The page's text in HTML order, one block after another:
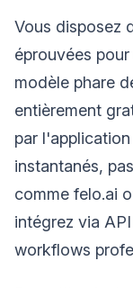
Vous disposez
éprouvées
modèle phare
entièrement
par
instantanés,
comme felo.ai
intégrez via
workflows